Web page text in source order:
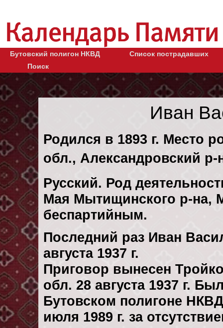
Бутовский полигон НКВД
Список пострадавших
Поиск
Иван
Родился в 1893 г. Место
обл., Александровский
Русский. Род
Мая Мытищинского р-на,
беспартийным.
Последний раз Иван
августа 1937 г.
Приговор вынесен
обл. 28 августа 1937 г.
Бутовском полигоне
июля 1989 г. за